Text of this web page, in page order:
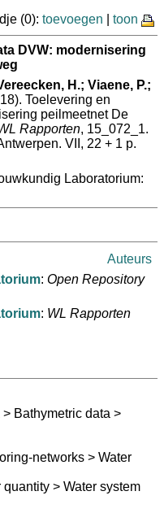
(0): toevoegen toon
DVW: modernisering
H.; Viaene, P.;
Toelevering en
peilmeetnet De
Rapporten, 15_072_1.
VII, 22 + 1 p.
Laboratorium:
Auteurs
: Open Repository
: WL Rapporten
Bathymetric data >
networks > Water
> Water system